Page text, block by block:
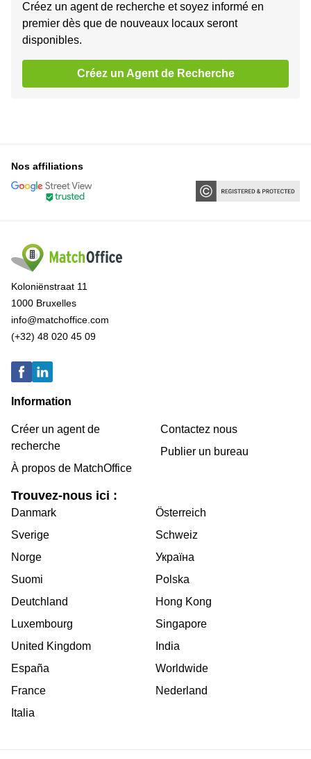
Créez un agent de recherche et soyez informé en
premier dès que de nouveaux locaux seront
disponibles.
Créez un Agent de Recherche
Nos affiliations
Koloniënstraat 11
1000 Bruxelles
info@matchoffice.com
(+32) 48 020 45 09
Information
Créer un agent de
recherche
À propos de MatchOffice
Contactez nous
Publier un bureau
Trouvez-nous ici :
Danmark
Sverige
Norge
Suomi
Deutchland
Luxembourg
United Kingdom
España
France
Italia
Österreich
Schweiz
Україна
Polska
Hong Kong
Singapore
India
Worldwide
Nederland